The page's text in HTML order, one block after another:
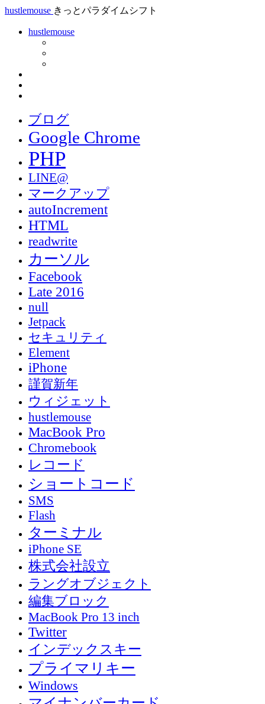
hustlemouse きっとパラダイムシフト
hustlemouse
ブログ
Google Chrome
PHP
LINE@
マークアップ
autoIncrement
HTML
readwrite
カーソル
Facebook
Late 2016
null
Jetpack
セキュリティ
Element
iPhone
謹賀新年
ウィジェット
hustlemouse
MacBook Pro
Chromebook
レコード
ショートコード
SMS
Flash
ターミナル
iPhone SE
株式会社設立
ラングオブジェクト
編集ブロック
MacBook Pro 13 inch
Twitter
インデックスキー
プライマリキー
Windows